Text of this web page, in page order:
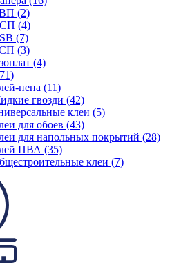
(2)
(4)
(7)
(3)
(4)
пена (11)
гвозди (42)
клеи (5)
для обоев (43)
для напольных покрытий (28)
ПВА (35)
клеи (7)